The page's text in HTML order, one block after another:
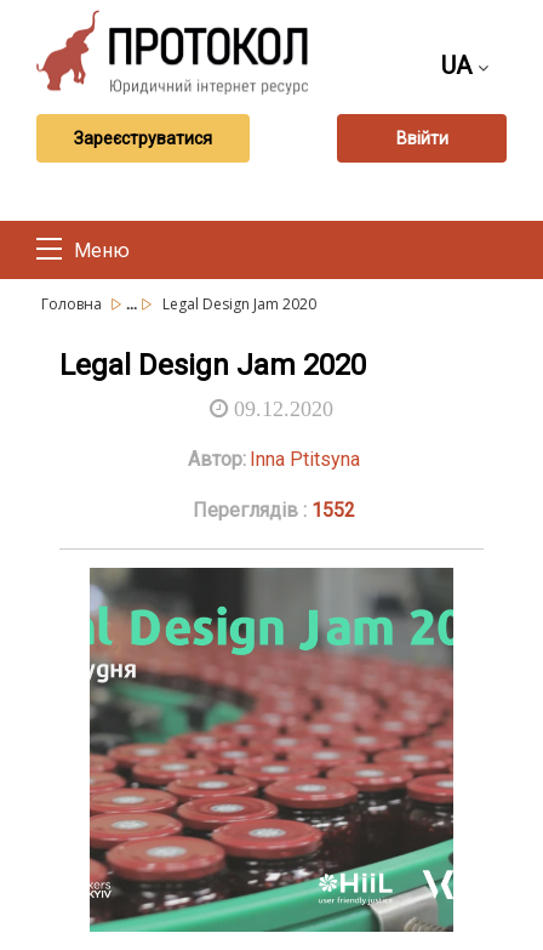
UA
Зареєструватися Ввійти
Меню
Головна ... Legal Design Jam 2020
Legal Design Jam 2020
09.12.2020
Автор: Inna Ptitsyna
Переглядів : 1552